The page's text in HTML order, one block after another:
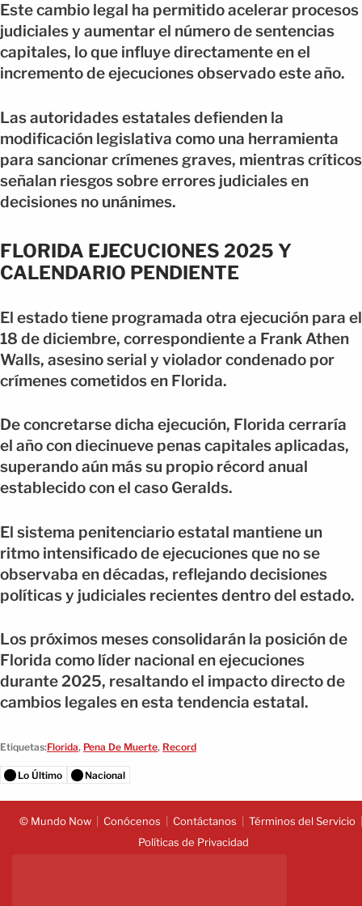
Este cambio legal ha permitido acelerar procesos
judiciales y aumentar el número de sentencias
capitales, lo que influye directamente en el
incremento de ejecuciones observado este año.
Las autoridades estatales defienden la
modificación legislativa como una herramienta
para sancionar crímenes graves, mientras críticos
señalan riesgos sobre errores judiciales en
decisiones no unánimes.
FLORIDA EJECUCIONES 2025 Y
CALENDARIO PENDIENTE
El estado tiene programada otra ejecución para el
18 de diciembre, correspondiente a Frank Athen
Walls, asesino serial y violador condenado por
crímenes cometidos en Florida.
De concretarse dicha ejecución, Florida cerraría
el año con diecinueve penas capitales aplicadas,
superando aún más su propio récord anual
establecido con el caso Geralds.
El sistema penitenciario estatal mantiene un
ritmo intensificado de ejecuciones que no se
observaba en décadas, reflejando decisiones
políticas y judiciales recientes dentro del estado.
Los próximos meses consolidarán la posición de
Florida como líder nacional en ejecuciones
durante 2025, resaltando el impacto directo de
cambios legales en esta tendencia estatal.
Etiquetas:Florida, Pena De Muerte, Record
Lo Último Nacional
© Mundo Now Conócenos Contáctanos
Términos del Servicio
Políticas de Privacidad